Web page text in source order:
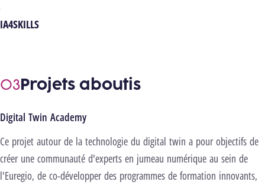
IA4SKILLS
Projets aboutis
Digital Twin Academy
Ce projet autour de la technologie du digital twin a pour objectifs de
créer une communauté d'experts en jumeau numérique au sein de
l'Euregio, de co-développer des programmes de formation innovants,